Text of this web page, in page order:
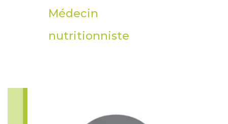
Médecin
nutritionniste